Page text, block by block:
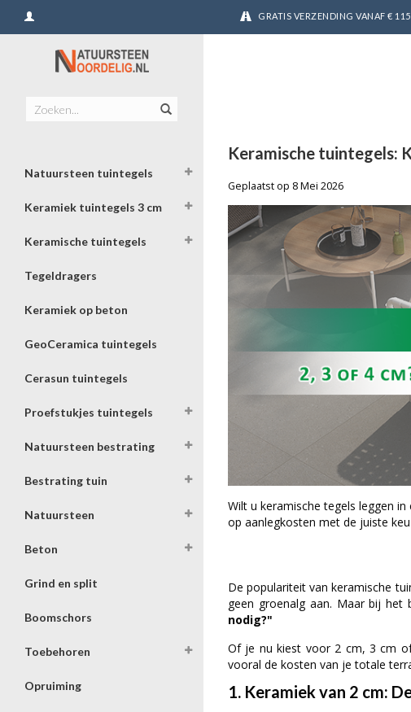
GRATIS VERZENDING VANAF €
Natuursteen tuintegels
Keramiek tuintegels 3 cm
Keramische tuintegels
Tegeldragers
Keramiek op beton
GeoCeramica tuintegels
Cerasun tuintegels
Proefstukjes tuintegels
Natuursteen bestrating
Bestrating tuin
Natuursteen
Beton
Grind en split
Boomschors
Toebehoren
Opruiming
Keramische tuintegels:
Geplaatst op 8 Mei 2026
Wilt u keramische tegels leggen
op aanlegkosten met de juiste
De populariteit van keramische
geen groenalg aan. Maar bij het
nodig?"
Of je nu kiest voor 2 cm, 3 cm
vooral de kosten van je totale
1. Keramiek van 2 cm: